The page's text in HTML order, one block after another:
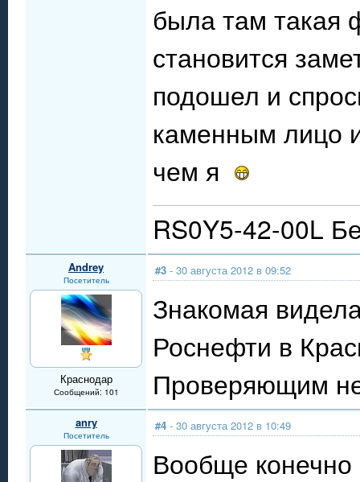
была там такая
становится
подошел и
каменным лицо
чем я
RS0Y5-42-00L
Andrey
Посетитель
Краснодар
Сообщений: 101
#3 - 30 августа 2012 в 09:52
Знакомая
Роснефти в
Проверяющим
anry
Посетитель
#4 - 30 августа 2012 в 10:49
Вообще конечно